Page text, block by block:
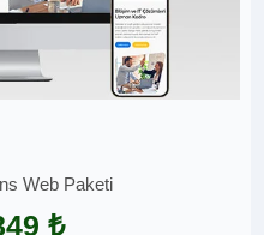
Web Paketi
₺